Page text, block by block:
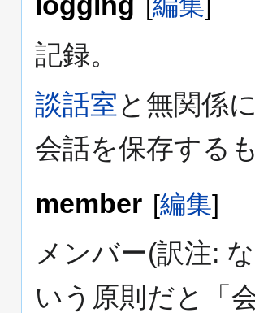
記録。
談話室 と無関係
会話を保存する
member [編集]
メンバー(訳注:
いう原則だと「